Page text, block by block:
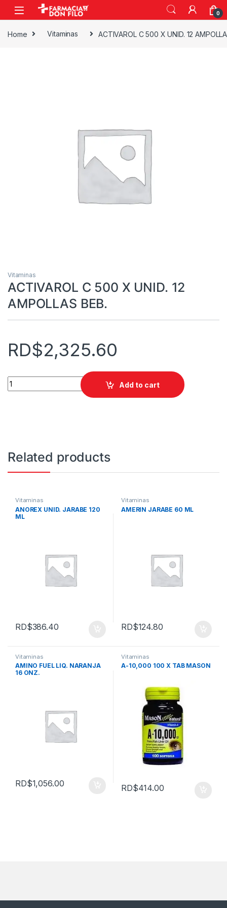
0
Home Vitaminas ACTIVAROL C 500 X UNID. 12
Vitaminas
ACTIVAROL C 500 X UNID. 12
AMPOLLAS BEB.
RD$2,325.60
ACTIVAROL C 500 X UNID. 12 AMPOLLAS BEB. quantity
Add to cart
Related products
Vitaminas
ANOREX UNID. JARABE 120
ML
RD$386.40
Vitaminas
AMERIN JARABE 60 ML
RD$124.80
Vitaminas
AMINO FUEL LIQ. NARANJA
16 ONZ.
RD$1,056.00
Vitaminas
A-10,000 100 X TAB MASON
RD$414.00